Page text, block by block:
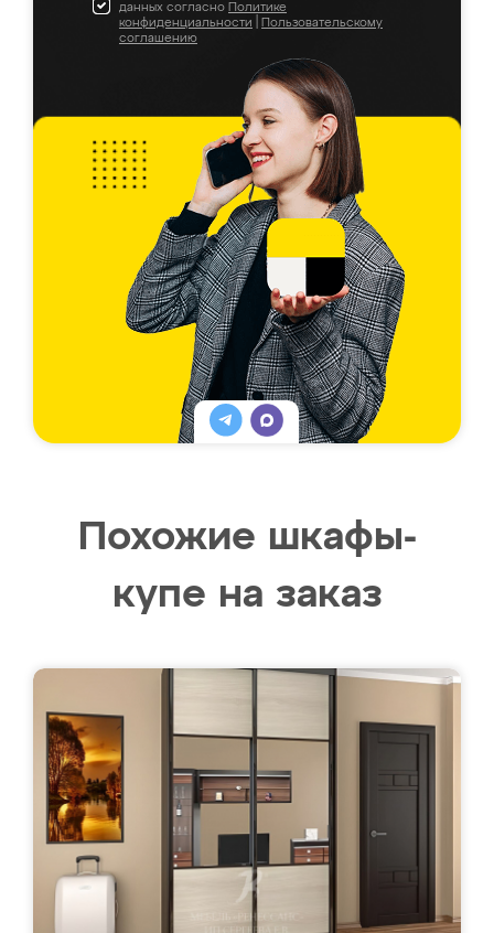
данных согласно Политике
конфиденциальности
Пользовательскому
соглашению
Похожие шкафы-
купе на заказ